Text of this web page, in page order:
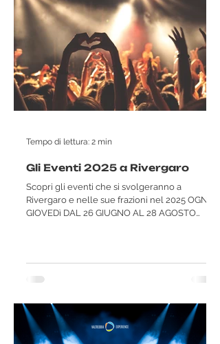
Gli Eventi 2025 a Rivergaro
Scopri gli eventi che si svolgeranno a
Rivergaro e nelle sue frazioni nel 2025 OGNI
GIOVEDì DAL 26 GIUGNO AL 28 AGOSTO
Tempo di lettura: 2 min